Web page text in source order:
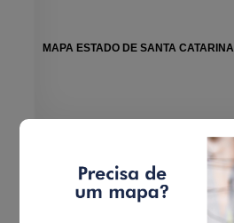
MAPA ESTADO DE SANTA CATARINA